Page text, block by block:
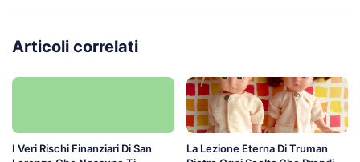
Articoli correlati
I Veri Rischi Finanziari Di San
La Lezione Eterna Di Truman